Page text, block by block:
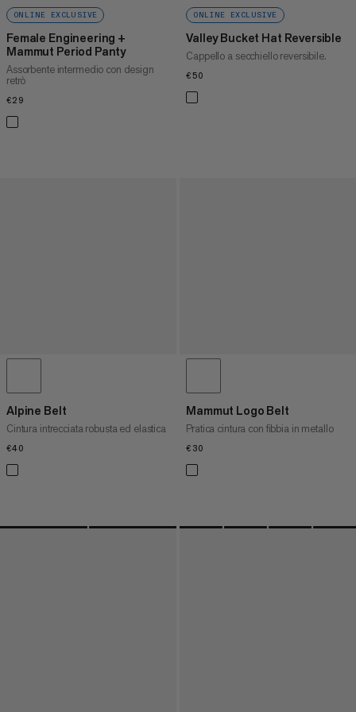
ONLINE EXCLUSIVE
Female Engineering +
Mammut Period Panty
Assorbente intermedio con design
retrò
€29
ONLINE EXCLUSIVE
Valley Bucket Hat Reversible
Cappello a secchiello reversibile.
€50
Alpine Belt
Cintura intrecciata robusta ed elastica
€40
Mammut Logo Belt
Pratica cintura con fibbia in metallo
€30